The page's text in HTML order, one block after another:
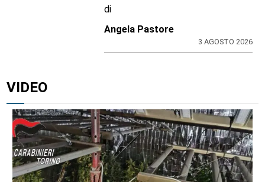
di
Angela Pastore
3 AGOSTO 2026
VIDEO